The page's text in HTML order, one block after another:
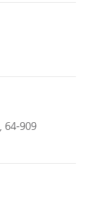
64-909